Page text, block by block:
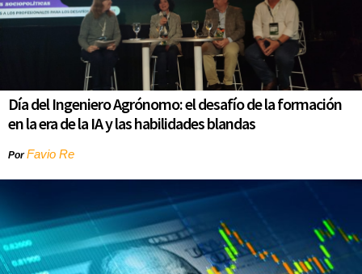
Día del Ingeniero Agrónomo: el desafío de la formación
en la era de la IA y las habilidades blandas
PorFavio Re